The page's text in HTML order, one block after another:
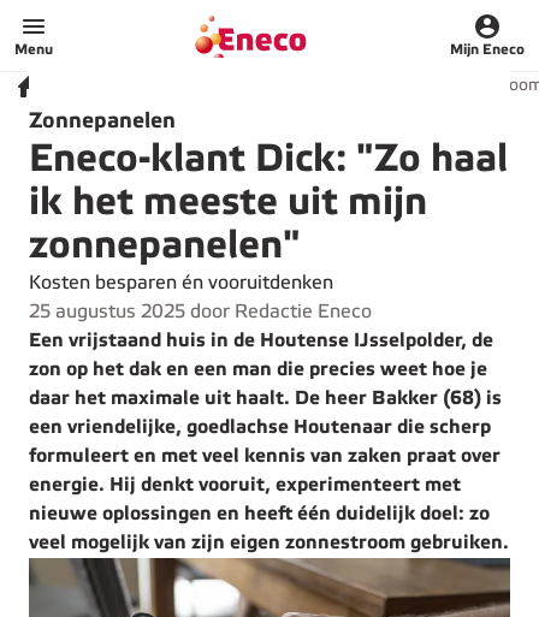
Menu
Home
Mijn Eneco
Zonnepanelen
Eneco-klant Dick: "Zo haal
ik het meeste uit mijn
zonnepanelen"
Kosten besparen én vooruitdenken
25 augustus 2025 door Redactie Eneco
Een vrijstaand huis in de Houtense IJsselpolder, de
zon op het dak en een man die precies weet hoe je
daar het maximale uit haalt. De heer Bakker (68) is
een vriendelijke, goedlachse Houtenaar die scherp
formuleert en met veel kennis van zaken praat over
energie. Hij denkt vooruit, experimenteert met
nieuwe oplossingen en heeft één duidelijk doel: zo
veel mogelijk van zijn eigen zonnestroom gebruiken.